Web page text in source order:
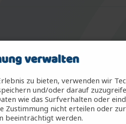
d)
verwalten
zu bieten, verwenden wir
und/oder darauf
wie das Surfverhalten oder
Zustimmung nicht erteilen oder
beeinträchtigt werden.